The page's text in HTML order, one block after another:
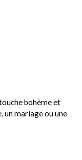
bohème et
un mariage ou une